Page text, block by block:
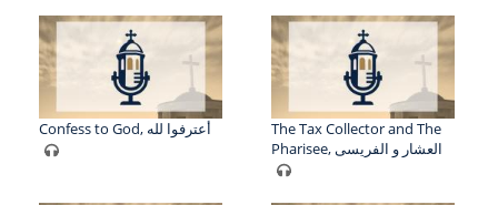
Confess to God, أعترفوا لله
The Tax Collector and The
Pharisee, العشار و الفريسى